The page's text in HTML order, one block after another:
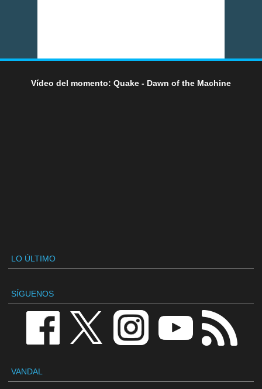
Vídeo del momento: Quake - Dawn of the Machine
LO ÚLTIMO
SÍGUENOS
VANDAL